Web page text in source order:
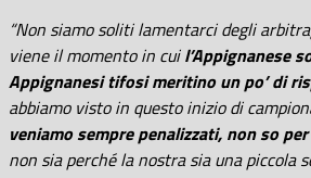
“Non siamo soliti lamentarci degli
viene il momento in cuil’Appignanese
Appignanesi tifosi meritino un po’ di
abbiamo visto in questo inizio di
veniamo sempre penalizzati, non so
non sia perché la nostra sia una piccola